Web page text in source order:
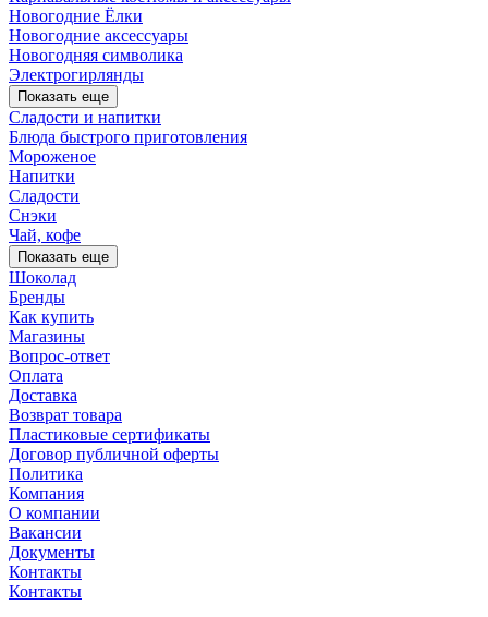
Новогодние Ёлки
Новогодние аксессуары
Новогодняя символика
Электрогирлянды
Показать еще
Сладости и напитки
Блюда быстрого приготовления
Мороженое
Напитки
Сладости
Снэки
Чай, кофе
Показать еще
Шоколад
Бренды
Как купить
Магазины
Вопрос-ответ
Оплата
Доставка
Возврат товара
Пластиковые сертификаты
Договор публичной оферты
Политика
Компания
О компании
Вакансии
Документы
Контакты
Контакты